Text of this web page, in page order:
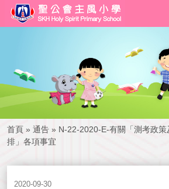
首頁 » 通告 » N-22-2020-E-有關「測考政
排」各項事宜
2020-09-30